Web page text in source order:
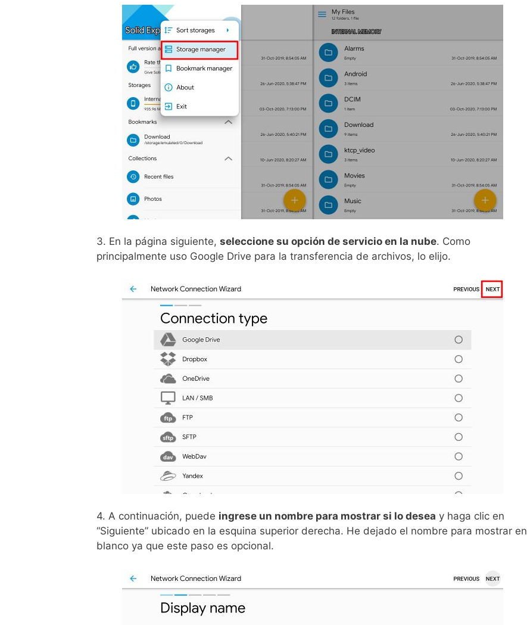
3. En la página siguiente, seleccione su opción de servicio en la nube. Como
principalmente uso Google Drive para la transferencia de archivos, lo elijo.
4. A continuación, puede ingrese un nombre para mostrar si lo desea y haga clic en
“Siguiente” ubicado en la esquina superior derecha. He dejado el nombre para mostrar en
blanco ya que este paso es opcional.